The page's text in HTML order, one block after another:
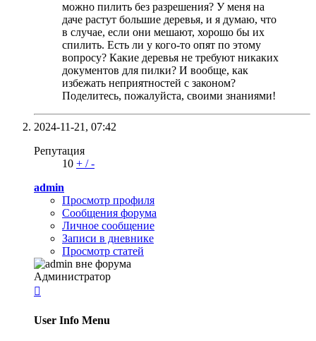
можно пилить без разрешения? У меня на
даче растут большие деревья, и я думаю, что
в случае, если они мешают, хорошо бы их
спилить. Есть ли у кого-то опят по этому
вопросу? Какие деревья не требуют никаких
документов для пилки? И вообще, как
избежать неприятностей с законом?
Поделитесь, пожалуйста, своими знаниями!
2024-11-21, 07:42
Репутация
10 + /-
admin
Просмотр профиля
Сообщения форума
Личное сообщение
Записи в дневнике
Просмотр статей
Администратор

User Info Menu